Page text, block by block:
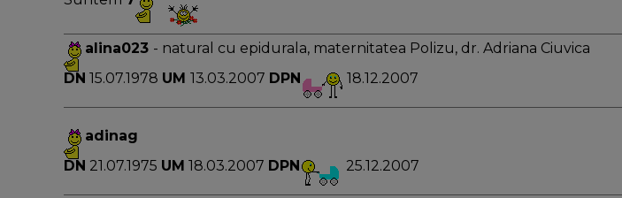
alina023 - natural cu epidurala, maternitatea Polizu, dr. Adriana Ciuvica
DN 15.07.1978 UM 13.03.2007 DPN 18.12.2007
adinag
DN 21.07.1975 UM 18.03.2007 DPN 25.12.2007